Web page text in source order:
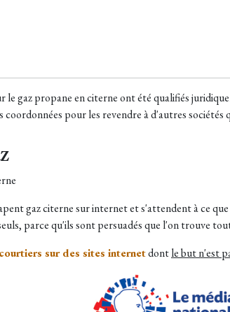
le gaz propane en citerne ont été qualifiés
pour les revendre à d'autres
gaz citerne sur internet et s'attendent à ce
parce qu'ils sont persuadés que l'on trouve
sur des sites internetdontle but n'est